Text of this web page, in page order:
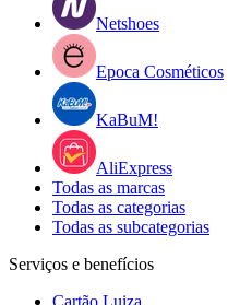
Netshoes
Epoca Cosméticos
KaBuM!
AliExpress
Todas as marcas
Todas as categorias
Todas as subcategorias
Serviços e benefícios
Cartão Luiza